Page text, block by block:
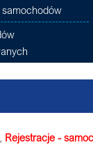
Rejestracje -